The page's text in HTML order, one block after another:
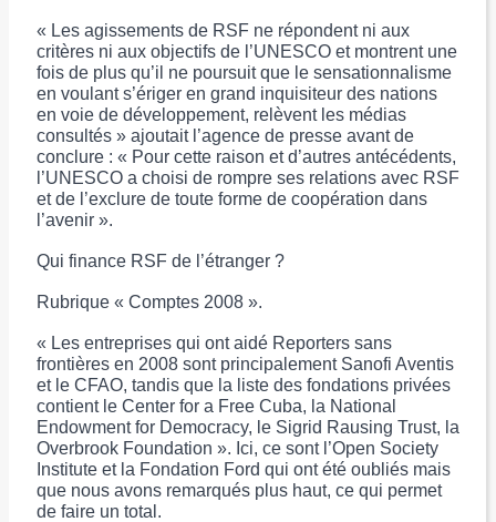
« Les agissements de RSF ne répondent ni aux
critères ni aux objectifs de l’UNESCO et montrent une
fois de plus qu’il ne poursuit que le sensationnalisme
en voulant s’ériger en grand inquisiteur des nations
en voie de développement, relèvent les médias
consultés » ajoutait l’agence de presse avant de
conclure : « Pour cette raison et d’autres antécédents,
l’UNESCO a choisi de rompre ses relations avec RSF
et de l’exclure de toute forme de coopération dans
l’avenir ».
Qui finance RSF de l’étranger ?
Rubrique « Comptes 2008 ».
« Les entreprises qui ont aidé Reporters sans
frontières en 2008 sont principalement Sanofi Aventis
et le CFAO, tandis que la liste des fondations privées
contient le Center for a Free Cuba, la National
Endowment for Democracy, le Sigrid Rausing Trust, la
Overbrook Foundation ». Ici, ce sont l’Open Society
Institute et la Fondation Ford qui ont été oubliés mais
que nous avons remarqués plus haut, ce qui permet
de faire un total.